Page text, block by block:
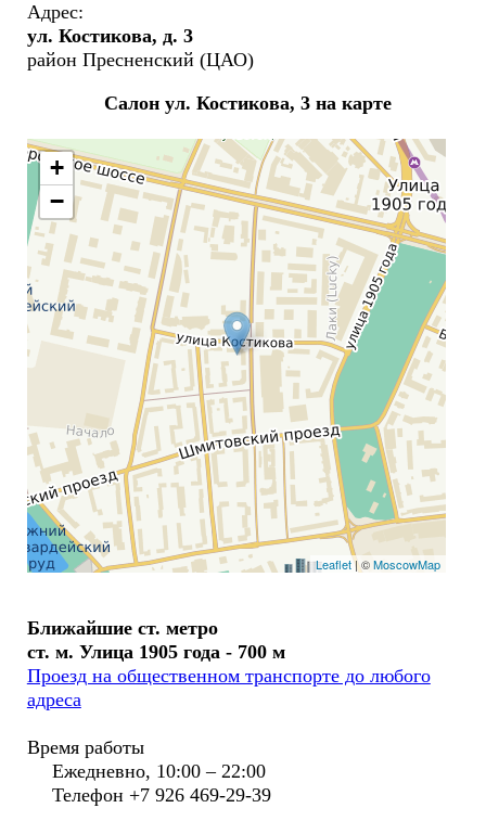
Адрес:
ул. Костикова, д. 3
район Пресненский (ЦАО)
Салон ул. Костикова, 3 на карте
+
−
Leaflet| ©MoscowMap
Ближайшие ст. метро
ст. м. Улица 1905 года - 700 м
Проезд на общественном транспорте до любого
адреса
Время работы
Ежедневно, 10:00 – 22:00
Телефон +7 926 469-29-39